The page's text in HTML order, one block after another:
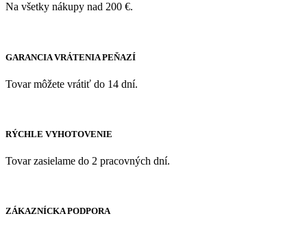
Na všetky nákupy nad 200 €.
GARANCIA VRÁTENIA PEŇAZÍ
Tovar môžete vrátiť do 14 dní.
RÝCHLE VYHOTOVENIE
Tovar zasielame do 2 pracovných dní.
ZÁKAZNÍCKA PODPORA